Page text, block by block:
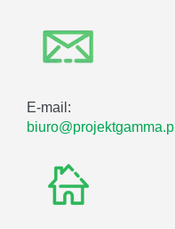
E-mail:
biuro@projektgamma.pl